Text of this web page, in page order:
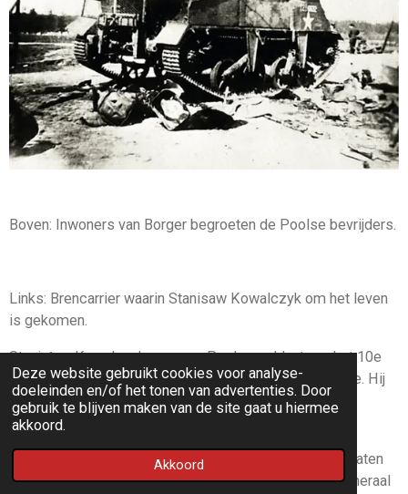
Deze website gebruikt cookies voor analyse-
doeleinden en/of het tonen van advertenties. Door
gebruik te blijven maken van de site gaat u hiermee
akkoord.
Akkoord
Boven: Inwoners van Borger begroeten de Poolse bevrijders.
Links: Brencarrier waarin Stanisaw Kowalczyk om het leven
is gekomen.
Stanisław Kowalczyk was een Poolse soldaat van het 10e
Regiment Dragonders van de 1e Poolse Pantserdivisie. Hij
sneuvelde op 12 april 1945 tijdens de gevechten rond
Borger.
Borger werd op 12 april 1945 bevrijd door Poolse soldaten
van de 1e Poolse Pantserdivisie, onder leiding van generaal